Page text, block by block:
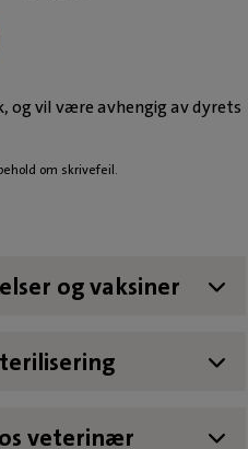
og vil være avhengig av dyrets
om skrivefeil.
og vaksiner
BbPi (inkl
inkl avgift til
ofteveterinær